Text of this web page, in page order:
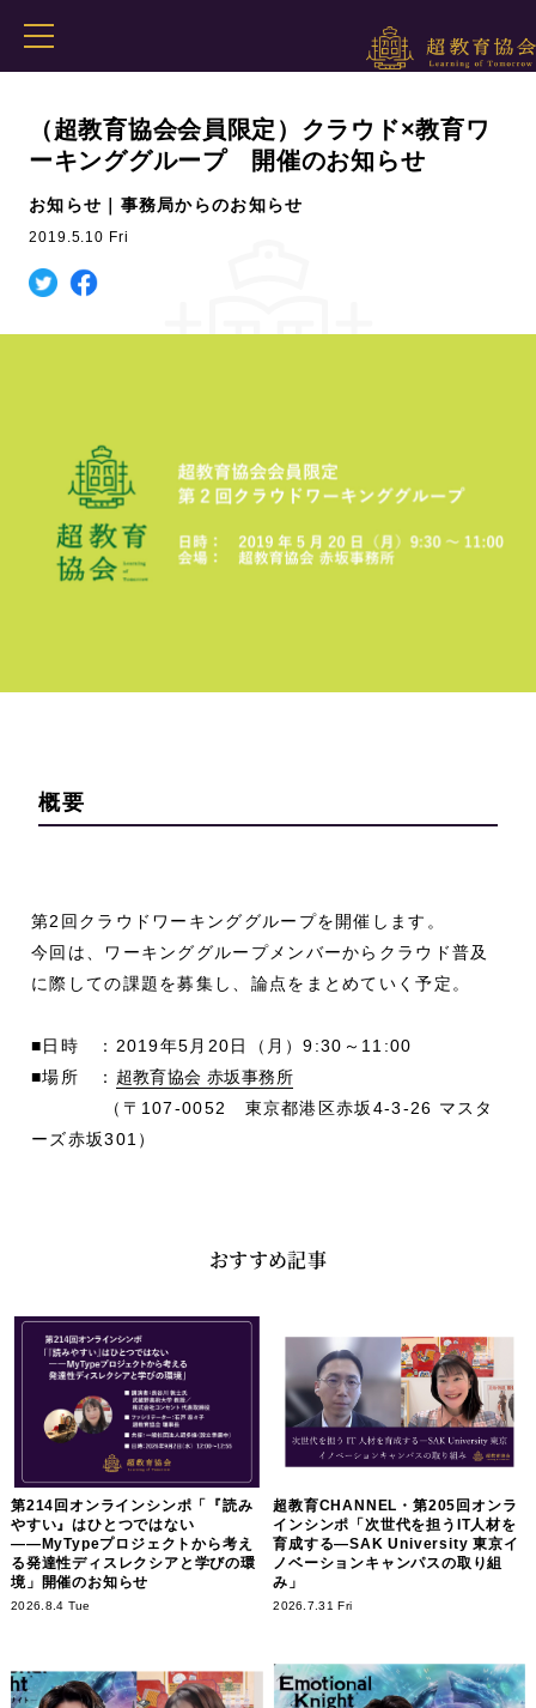
（超教育協会会員限定）クラウド×教育ワ
ーキンググループ 開催のお知らせ
お知らせ｜事務局からのお知らせ
2019.5.10 Fri
概要
第2回クラウドワーキンググループを開催します。
今回は、ワーキンググループメンバーからクラウド普及
に際しての課題を募集し、論点をまとめていく予定。
■日時 ：2019年5月20日（月）9:30～11:00
■場所 ： 超教育協会 赤坂事務所
（〒107-0052 東京都港区赤坂4-3-26 マスタ
ーズ赤坂301）
おすすめ記事
第214回オンラインシンポ「『読み
やすい』はひとつではない
――MyTypeプロジェクトから考え
る発達性ディスレクシアと学びの環
境」開催のお知らせ
2026.8.4 Tue
超教育CHANNEL・第205回オンラ
インシンポ「次世代を担うIT人材を
育成する―SAK University 東京イ
ノベーションキャンパスの取り組
み」
2026.7.31 Fri